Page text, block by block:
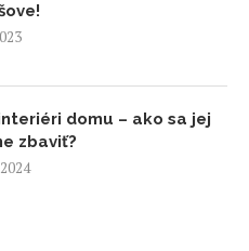
domu – ako sa jej
zbaviť?